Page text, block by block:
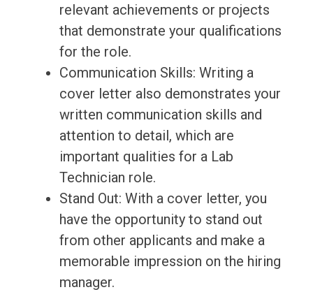
relevant achievements or projects
that demonstrate your qualifications
for the role.
Communication Skills: Writing a
cover letter also demonstrates your
written communication skills and
attention to detail, which are
important qualities for a Lab
Technician role.
Stand Out: With a cover letter, you
have the opportunity to stand out
from other applicants and make a
memorable impression on the hiring
manager.